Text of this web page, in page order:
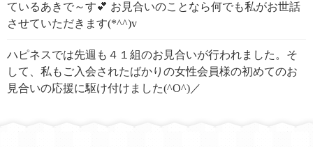
ているあきで～す💕 お見合いのことなら何でも私がお世話
させていただきます(*^^)v
ハピネスでは先週も４１組のお見合いが行われました。そ
して、私もご入会されたばかりの女性会員様の初めてのお
見合いの応援に駆け付けました(^O^)／